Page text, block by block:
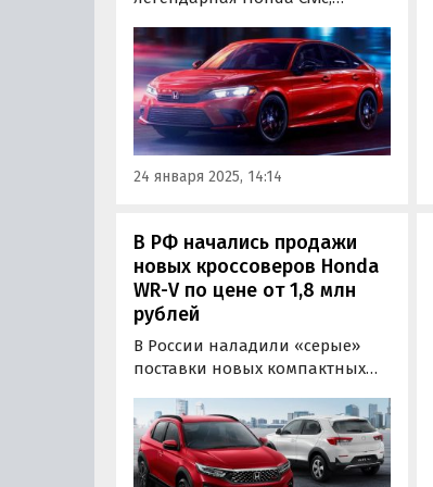
была представлена на нашем
рынке официально. Седаны и
хэтчбеки доступны как из
наличия, так и под заказ по
цене от 2 545 000 рублей, пишут
«Автоновости дня».
24 января 2025, 14:14
В РФ начались продажи
новых кроссоверов Honda
WR-V по цене от 1,8 млн
рублей
В России наладили «серые»
поставки новых компактных
прежде не представленных на
российском рынке
официально. Цены на них на
одном из сайтов объявлений в